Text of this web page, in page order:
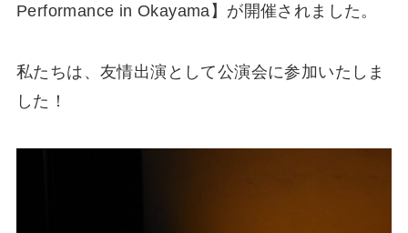
Performance in Okayama】が開催されました。
私たちは、友情出演として公演会に参加いたしま
した！